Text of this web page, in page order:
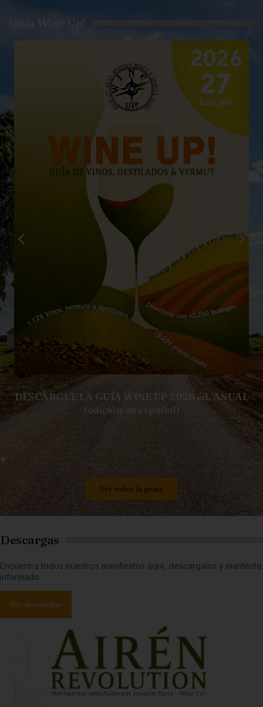
DESCARGUE LA GUÍA WINE UP 2026 ed. ANUAL
(edición en español)
Ver todas la guías
Descargas
Encuentra todos nuestros manifiestos aquí, descargalos y mantente
informado.
Ver descargas